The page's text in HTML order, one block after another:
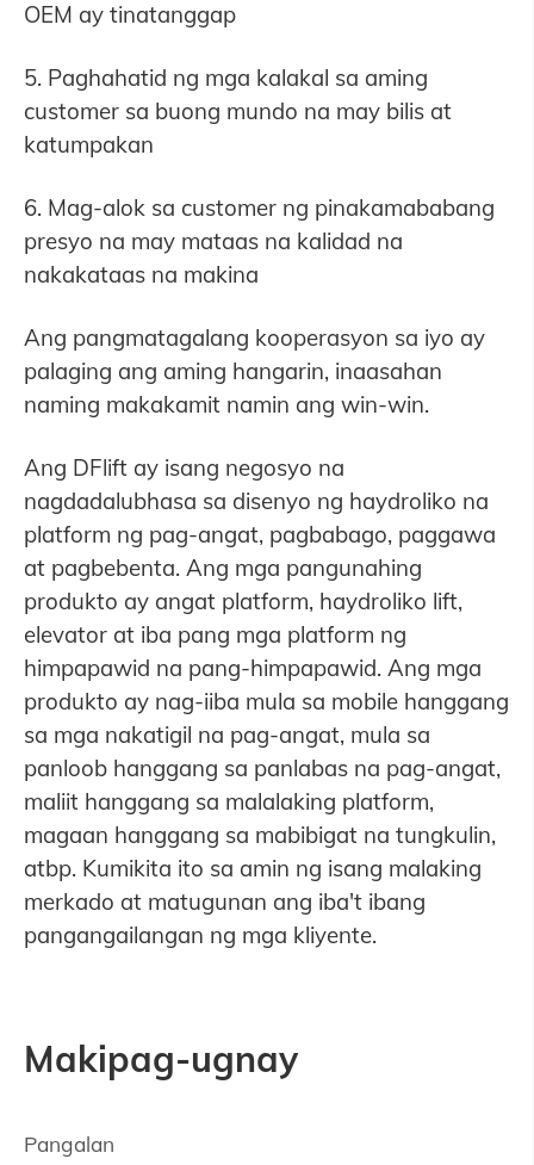
OEM ay tinatanggap
5. Paghahatid ng mga kalakal sa aming
customer sa buong mundo na may bilis at
katumpakan
6. Mag-alok sa customer ng pinakamababang
presyo na may mataas na kalidad na
nakakataas na makina
Ang pangmatagalang kooperasyon sa iyo ay
palaging ang aming hangarin, inaasahan
naming makakamit namin ang win-win.
Ang DFlift ay isang negosyo na
nagdadalubhasa sa disenyo ng haydroliko na
platform ng pag-angat, pagbabago, paggawa
at pagbebenta. Ang mga pangunahing
produkto ay angat platform, haydroliko lift,
elevator at iba pang mga platform ng
himpapawid na pang-himpapawid. Ang mga
produkto ay nag-iiba mula sa mobile hanggang
sa mga nakatigil na pag-angat, mula sa
panloob hanggang sa panlabas na pag-angat,
maliit hanggang sa malalaking platform,
magaan hanggang sa mabibigat na tungkulin,
atbp. Kumikita ito sa amin ng isang malaking
merkado at matugunan ang iba't ibang
pangangailangan ng mga kliyente.
Makipag-ugnay
Pangalan